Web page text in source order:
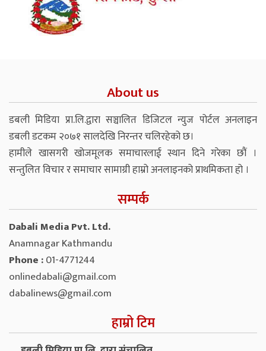
About us
डबली मिडिया प्रा.लि.द्वारा सञ्चालित डिजिटल न्युज पोर्टल अनलाइन
डबली डटकम २०७१ सालदेखि निरन्तर चलिरहेको छ।
हामीले खासगरी खोजमूलक समाचारलाई स्थान दिने गरेका छौं ।
सन्तुलित विचार र समाचार सामाग्री हाम्रो अनलाइनको प्राथमिकता हो ।
सम्पर्क
Dabali Media Pvt. Ltd.
Anamnagar Kathmandu
Phone :01-4771244
onlinedabali@gmail.com
dabalinews@gmail.com
हाम्रो टिम